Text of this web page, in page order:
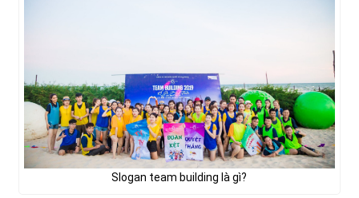
Slogan team building là gì?